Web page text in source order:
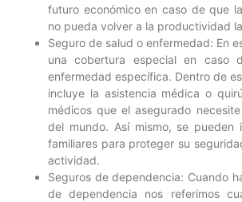
futuro económico en caso de que
no pueda volver a la productividad
Seguro de salud o enfermedad: En
una cobertura especial en caso
enfermedad específica. Dentro de
incluye la asistencia médica o
médicos que el asegurado
del mundo. Así mismo, se pueden
familiares para proteger su
actividad.
Seguros de dependencia: Cuando
de dependencia nos referimos